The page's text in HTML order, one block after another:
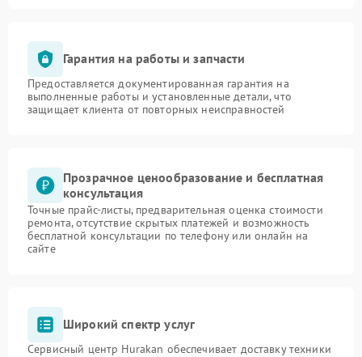
Гарантия на работы и запчасти
Предоставляется документированная гарантия на
выполненные работы и установленные детали, что
защищает клиента от повторных неисправностей
Прозрачное ценообразование и бесплатная
консультация
Точные прайс-листы, предварительная оценка стоимости
ремонта, отсутствие скрытых платежей и возможность
бесплатной консультации по телефону или онлайн на
сайте
Широкий спектр услуг
Сервисный центр Hurakan обеспечивает доставку техники